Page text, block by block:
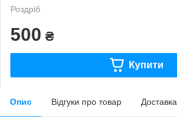
Роздріб
500 ₴
Купити
Опис Відгуки про товар Доставка